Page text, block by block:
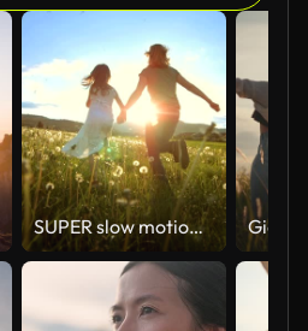
SUPER slow motion Madre e figlia in esecuzione a sole